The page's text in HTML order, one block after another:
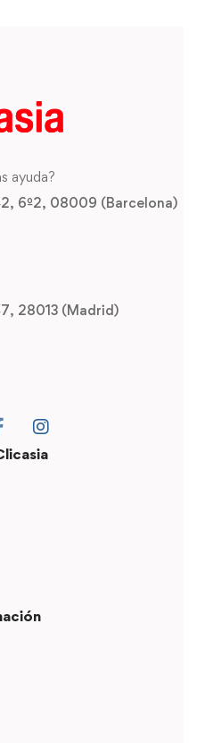
ayuda?
6º2, 08009 (Barcelona)
28013 (Madrid)